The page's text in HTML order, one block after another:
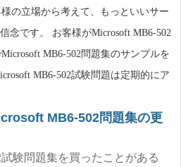
の立場から考えて、もっといいサー
念です。 お客様がMicrosoft MB6-502
MB6-502問題集のサンプルを
MB6-502試験問題は定期的にア
MB6-502問題集の更
試験問題集を買ったことがある